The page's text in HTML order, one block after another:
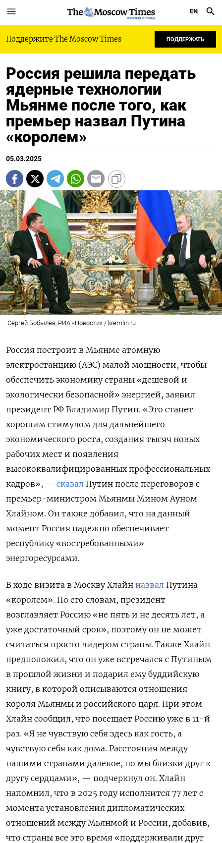
РУССКАЯ СЛУЖБА
EN
Поддержите The Moscow Times ПОДДЕРЖАТЬ
Россия решила передать
ядерные технологии
Мьянме после того, как
премьер назвал Путина
«королем»
05.03.2025
Сергей Бобылёв, РИА «Новости» / kremlin.ru
Россия построит в Мьянме атомную
электростанцию (АЭС) малой мощности, чтобы
обеспечить экономику страны «дешевой и
экологически безопасной» энергией, заявил
президент РФ Владимир Путин. «Это станет
хорошим стимулом для дальнейшего
экономического роста, создания тысяч новых
рабочих мест и появления
высококвалифицированных профессиональных
кадров», — сказал Путин после переговоров с
премьер-министром Мьянмы Мином Ауном
Хлайном. Он также добавил, что на данный
момент Россия надежно обеспечивает
республику «востребованными»
энергоресурсами.
В ходе визита в Москву Хлайн назвал Путина
«королем». По его словам, президент
возглавляет Россию «не пять и не десять лет, а
уже достаточный срок», поэтому он не может
считаться просто лидером страны. Также Хлайн
предположил, что он уже встречался с Путиным
в прошлой жизни и подарил ему буддийскую
книгу, в которой описываются отношения
короля Мьянмы и российского царя. При этом
Хлайн сообщил, что посещает Россию уже в 11-й
раз. «Я не чувствую себя здесь как гость, а
чувствую себя как дома. Расстояния между
нашими странами далекое, но мы близки друг к
другу сердцами», — подчеркнул он. Хлайн
напомнил, что в 2025 году исполнится 77 лет с
момента установления дипломатических
отношений между Мьянмой и России, добавив,
что страны все это время «поддерживали друг